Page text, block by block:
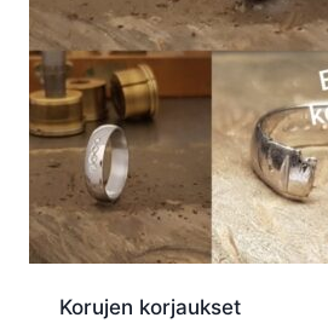
Korujen korjaukset